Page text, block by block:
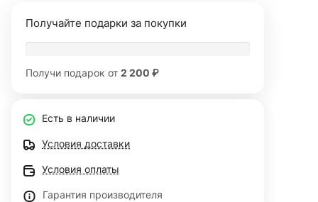
Получайте подарки за покупки
Получи подарок от 2 200 ₽
Есть в наличии
Условия доставки
Условия оплаты
Гарантия производителя